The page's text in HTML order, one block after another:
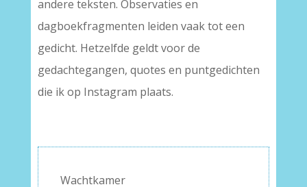
andere teksten. Observaties en
dagboekfragmenten leiden vaak tot een
gedicht. Hetzelfde geldt voor de
gedachtegangen, quotes en puntgedichten
die ik op Instagram plaats.
Wachtkamer